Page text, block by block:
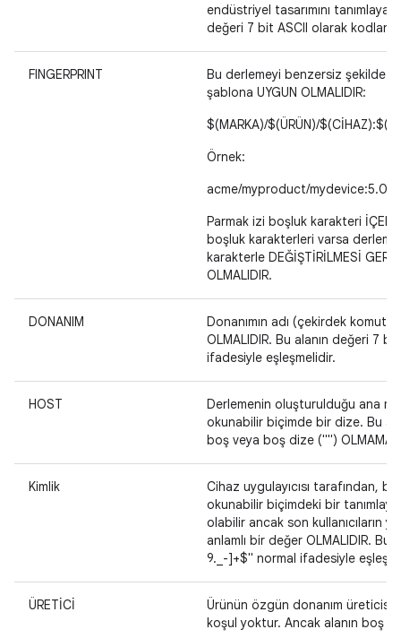
endüstriyel tasarımını
değeri 7 bit ASCII olarak
FINGERPRINT
Bu derlemeyi benzersiz şekilde
şablona UYGUN OLMALIDIR:
$(MARKA)/$(ÜRÜN)/
Örnek:
acme/myproduct/mydevice:5.0/
Parmak izi boşluk karakteri
boşluk karakterleri varsa
karakterle DEĞİŞTİRİLMESİ
OLMALIDIR.
DONANIM
Donanımın adı (çekirdek komut
OLMALIDIR. Bu alanın değeri 7
ifadesiyle eşleşmelidir.
HOST
Derlemenin oluşturulduğu ana
okunabilir biçimde bir dize. Bu
boş veya boş dize ("")
Kimlik
Cihaz uygulayıcısı tarafından,
okunabilir biçimdeki bir
olabilir ancak son kullanıcıların
anlamlı bir değer OLMALIDIR.
9._-]+$" normal ifadesiyle
ÜRETİCİ
Ürünün özgün donanım
koşul yoktur. Ancak alanın boş